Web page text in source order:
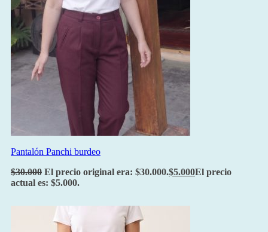
Pantalón Panchi burdeo
$30.000 El precio original era: $30.000.$5.000El precio
actual es: $5.000.